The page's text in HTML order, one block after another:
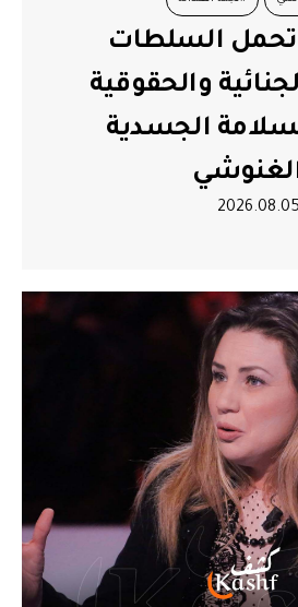
تحمل السلطات
والحقوقية
الجسدية
2026.08.05